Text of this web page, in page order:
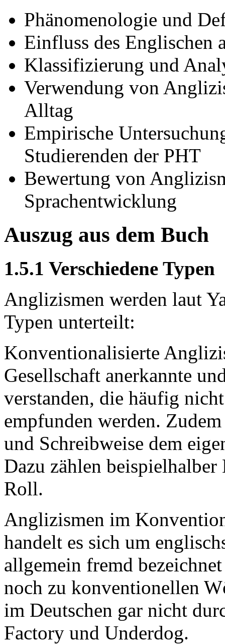
Phänomenologie und
Einfluss des Englischen
Klassifizierung und
Verwendung von
Alltag
Empirische
Studierenden der PHT
Bewertung von
Sprachentwicklung
Auszug aus dem Buch
1.5.1 Verschiedene Typen
Anglizismen werden laut
Typen unterteilt:
Konventionalisierte
Gesellschaft anerkannte
verstanden, die häufig
empfunden werden.
und Schreibweise dem
Dazu zählen beispielhalber
Roll.
Anglizismen im
handelt es sich um
allgemein fremd
noch zu konventionellen
im Deutschen gar nicht
Factory und Underdog.